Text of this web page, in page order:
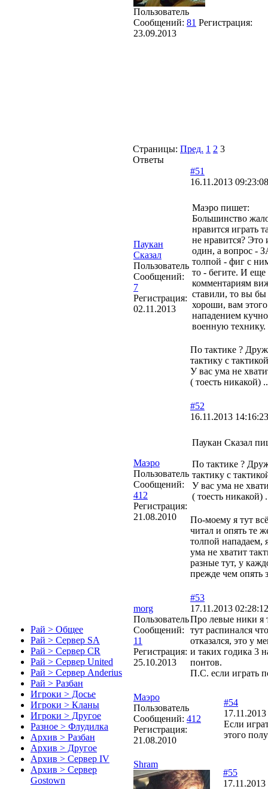
Рай > Общее
Рай > Сервер SA
Рай > Сервер CR
Рай > Сервер United
Рай > Сервер Anderius
Рай > Разбан
Игроки > Досье
Игроки > Кланы
Игроки > Другое
Разное > Флудилка
Архив > Разбан
Архив > Другое
Архив > Сервер IV
Архив > Сервер
Gostown
Пользователь
Сообщений: 81 Регистрация:
23.09.2013
Страницы: Пред. 1 2 3
Ответы
Паукан
Сказал
Пользователь
Сообщений:
7
Регистрация:
02.11.2013
#51
16.11.2013 09:23:08
Маэро пишет:
Большинство
нравится играть
не нравится?
один, а вопрос -
толпой - фиг с
то - бегите. И еще
комментариям
ставили, то вы бы
хороши, вам
нападением
военную технику.
По тактике ?
тактику с
У вас ума не
( тоесть никакой)
Маэро
Пользователь
Сообщений:
412
Регистрация:
21.08.2010
#52
16.11.2013 14:16:23
Паукан Сказал
По тактике ?
тактику с
У вас ума не
( тоесть никакой)
По-моему я тут
читал и опять те
толпой нападаем,
ума не хватит
разные тут, у
прежде чем опять
morg
Пользователь
Сообщений:
11
Регистрация:
25.10.2013
#53
17.11.2013 02:28:12
Про левые ники я
тут распинался
отказался, это у
и таких годика 3
понтов.
П.С. если играть
Маэро
Пользователь
Сообщений: 412
Регистрация:
21.08.2010
#54
Если
этого
Shram
#55